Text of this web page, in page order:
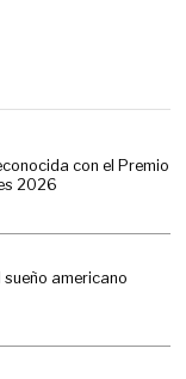
con el Premio
2026
sueño americano